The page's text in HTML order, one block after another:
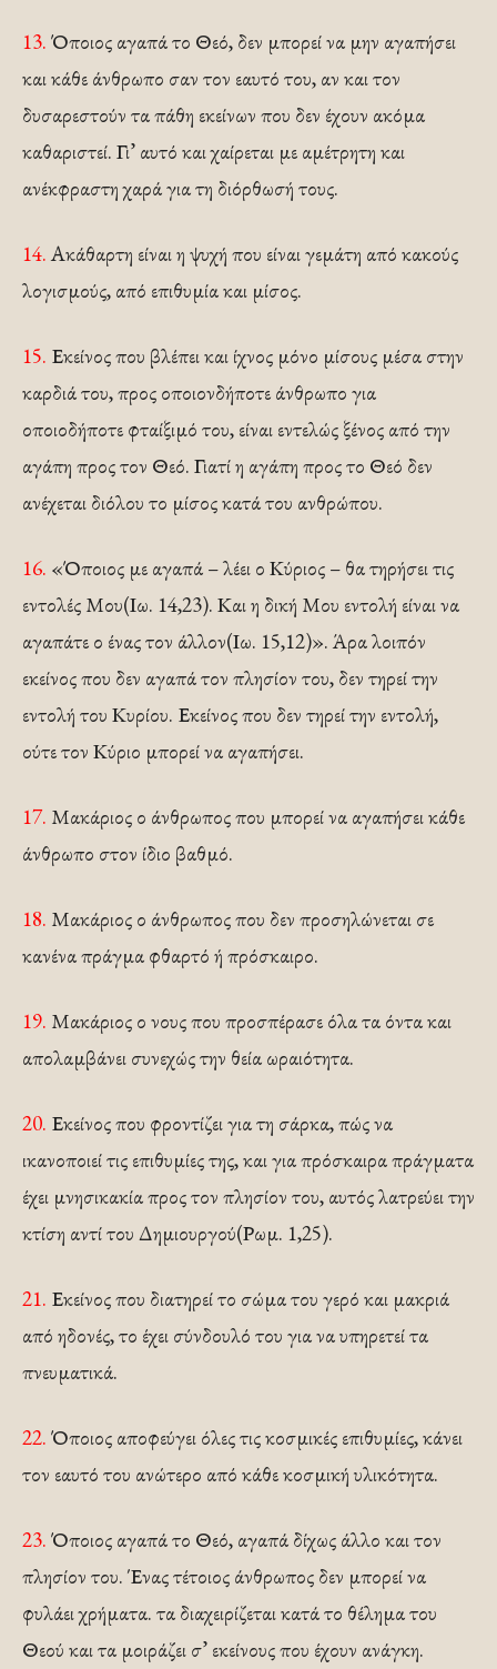
13. Όποιος αγαπά το Θεό, δεν μπορεί να μην αγαπήσει
και κάθε άνθρωπο σαν τον εαυτό του, αν και τον
δυσαρεστούν τα πάθη εκείνων που δεν έχουν ακόμα
καθαριστεί. Γι’ αυτό και χαίρεται με αμέτρητη και
ανέκφραστη χαρά για τη διόρθωσή τους.
14.Ακάθαρτη είναι η ψυχή που είναι γεμάτη από κακούς
λογισμούς, από επιθυμία και μίσος.
15. Εκείνος που βλέπει και ίχνος μόνο μίσους μέσα στην
καρδιά του, προς οποιονδήποτε άνθρωπο για
οποιοδήποτε φταίξιμό του, είναι εντελώς ξένος από την
αγάπη προς τον Θεό. Γιατί η αγάπη προς το Θεό δεν
ανέχεται διόλου το μίσος κατά του ανθρώπου.
16. «Όποιος με αγαπά – λέει ο Κύριος – θα τηρήσει τις
εντολές Μου(Ιω. 14,23). Και η δική Μου εντολή είναι να
αγαπάτε ο ένας τον άλλον(Ιω. 15,12)». Άρα λοιπόν
εκείνος που δεν αγαπά τον πλησίον του, δεν τηρεί την
εντολή του Κυρίου. Εκείνος που δεν τηρεί την εντολή,
ούτε τον Κύριο μπορεί να αγαπήσει.
17. Μακάριος ο άνθρωπος που μπορεί να αγαπήσει κάθε
άνθρωπο στον ίδιο βαθμό.
18. Μακάριος ο άνθρωπος που δεν προσηλώνεται σε
κανένα πράγμα φθαρτό ή πρόσκαιρο.
19. Μακάριος ο νους που προσπέρασε όλα τα όντα και
απολαμβάνει συνεχώς την θεία ωραιότητα.
20. Εκείνος που φροντίζει για τη σάρκα, πώς να
ικανοποιεί τις επιθυμίες της, και για πρόσκαιρα πράγματα
έχει μνησικακία προς τον πλησίον του, αυτός λατρεύει την
κτίση αντί του Δημιουργού(Ρωμ. 1,25).
21. Εκείνος που διατηρεί το σώμα του γερό και μακριά
από ηδονές, το έχει σύνδουλό του για να υπηρετεί τα
πνευματικά.
22. Όποιος αποφεύγει όλες τις κοσμικές επιθυμίες, κάνει
τον εαυτό του ανώτερο από κάθε κοσμική υλικότητα.
23. Όποιος αγαπά το Θεό, αγαπά δίχως άλλο και τον
πλησίον του. Ένας τέτοιος άνθρωπος δεν μπορεί να
φυλάει χρήματα. τα διαχειρίζεται κατά το θέλημα του
Θεού και τα μοιράζει σ’ εκείνους που έχουν ανάγκη.